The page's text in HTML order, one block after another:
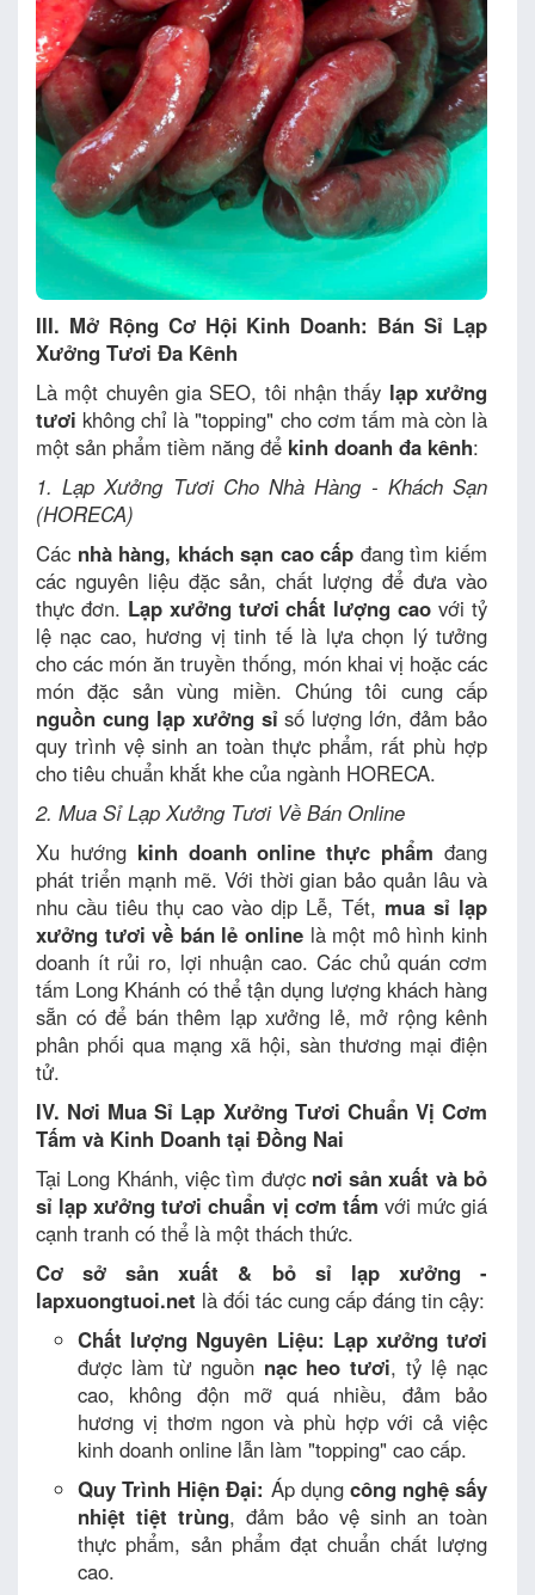
III. Mở Rộng Cơ Hội Kinh Doanh: Bán Sỉ Lạp
Xưởng Tươi Đa Kênh
Là một chuyên gia SEO, tôi nhận thấy lạp xưởng
tươi không chỉ là "topping" cho cơm tấm mà còn là
một sản phẩm tiềm năng để kinh doanh đa kênh:
1. Lạp Xưởng Tươi Cho Nhà Hàng - Khách Sạn
(HORECA)
Các nhà hàng, khách sạn cao cấp đang tìm kiếm
các nguyên liệu đặc sản, chất lượng để đưa vào
thực đơn. Lạp xưởng tươi chất lượng cao với tỷ
lệ nạc cao, hương vị tinh tế là lựa chọn lý tưởng
cho các món ăn truyền thống, món khai vị hoặc các
món đặc sản vùng miền. Chúng tôi cung cấp
nguồn cung lạp xưởng sỉsố lượng lớn, đảm bảo
quy trình vệ sinh an toàn thực phẩm, rất phù hợp
cho tiêu chuẩn khắt khe của ngành HORECA.
2. Mua Sỉ Lạp Xưởng Tươi Về Bán Online
Xu hướng kinh doanh online thực phẩm đang
phát triển mạnh mẽ. Với thời gian bảo quản lâu và
nhu cầu tiêu thụ cao vào dịp Lễ, Tết, mua sỉ lạp
xưởng tươi về bán lẻ online là một mô hình kinh
doanh ít rủi ro, lợi nhuận cao. Các chủ quán cơm
tấm Long Khánh có thể tận dụng lượng khách hàng
sẵn có để bán thêm lạp xưởng lẻ, mở rộng kênh
phân phối qua mạng xã hội, sàn thương mại điện
tử.
IV. Nơi Mua Sỉ Lạp Xưởng Tươi Chuẩn Vị Cơm
Tấm và Kinh Doanh tại Đồng Nai
Tại Long Khánh, việc tìm được nơi sản xuất và bỏ
sỉ lạp xưởng tươi chuẩn vị cơm tấm với mức giá
cạnh tranh có thể là một thách thức.
Cơ sở sản xuất & bỏ sỉ lạp xưởng -
lapxuongtuoi.net là đối tác cung cấp đáng tin cậy:
Chất lượng Nguyên Liệu: Lạp xưởng tươi
được làm từ nguồn nạc heo tươi, tỷ lệ nạc
cao, không độn mỡ quá nhiều, đảm bảo
hương vị thơm ngon và phù hợp với cả việc
kinh doanh online lẫn làm "topping" cao cấp.
Quy Trình Hiện Đại: Áp dụng công nghệ sấy
nhiệt tiệt trùng, đảm bảo vệ sinh an toàn
thực phẩm, sản phẩm đạt chuẩn chất lượng
cao.